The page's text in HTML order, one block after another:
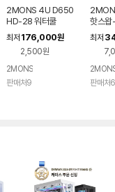
2MONS 4U D650
HD-28 워터쿨
최저 176,000원
2,500원
2MONS
판매처9
핫스
최저
판매처